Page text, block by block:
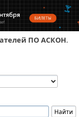
ПО АСКОН.